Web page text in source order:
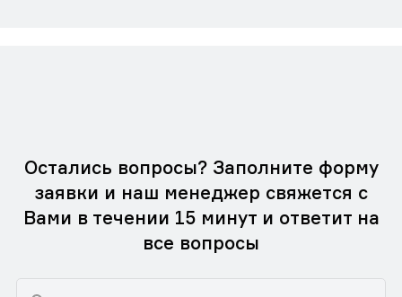
Остались вопросы? Заполните форму
заявки и наш менеджер свяжется с
Вами в течении 15 минут и ответит на
все вопросы